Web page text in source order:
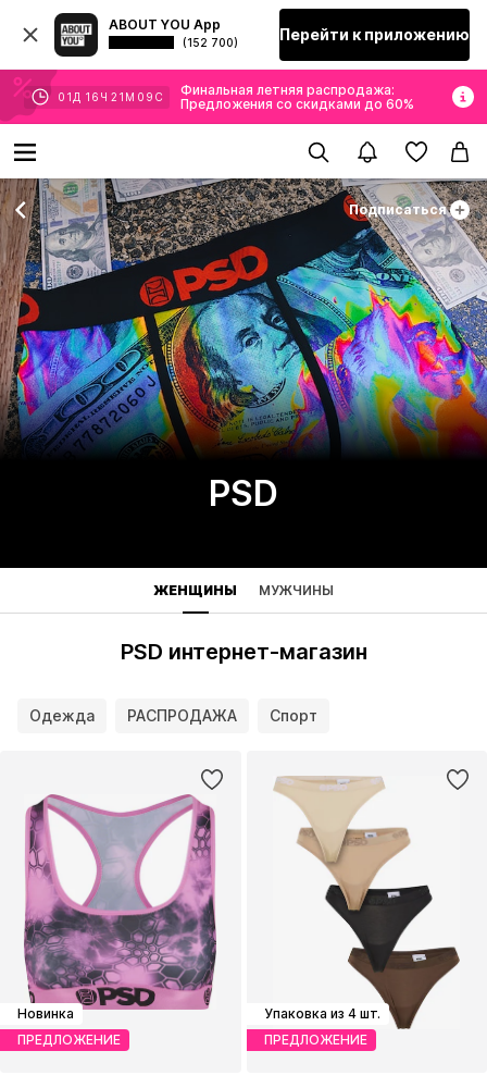
ABOUT YOU App
(152 700) Перейти к приложению
01 Д 16 Ч 21 М 08 С
Финальная летняя распродажа:
Предложения со скидками до 60%
Подписаться
PSD
ЖЕНЩИНЫ МУЖЧИНЫ
PSD интернет-магазин
Одежда РАСПРОДАЖА Спорт
Новинка
ПРЕДЛОЖЕНИЕ
Упаковка из 4 шт.
ПРЕДЛОЖЕНИЕ